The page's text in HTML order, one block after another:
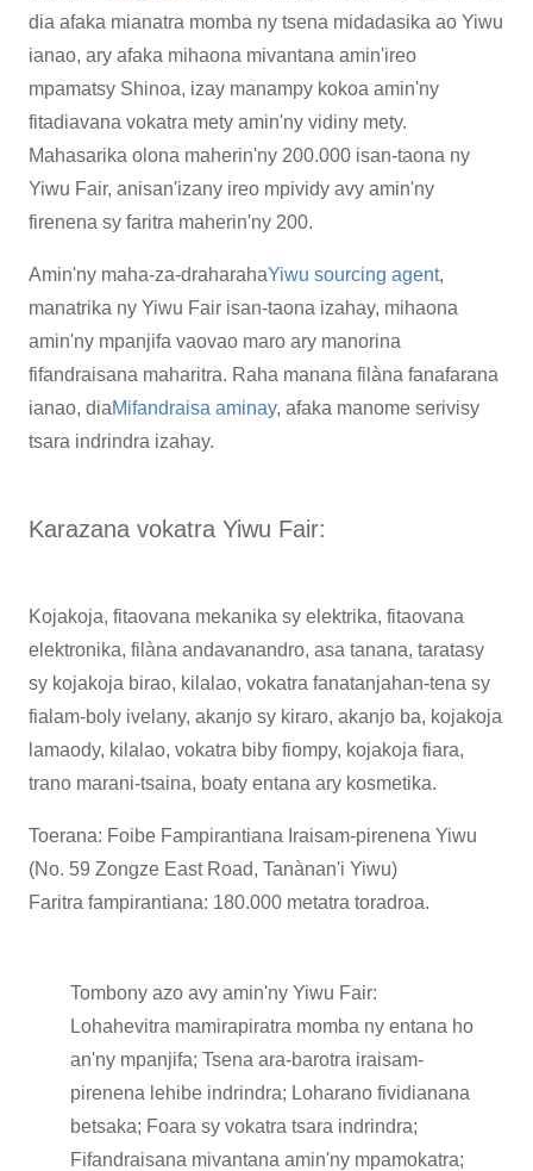
dia afaka mianatra momba ny tsena midadasika ao Yiwu
ianao, ary afaka mihaona mivantana amin'ireo
mpamatsy Shinoa, izay manampy kokoa amin'ny
fitadiavana vokatra mety amin'ny vidiny mety.
Mahasarika olona maherin'ny 200.000 isan-taona ny
Yiwu Fair, anisan'izany ireo mpividy avy amin'ny
firenena sy faritra maherin'ny 200.
Amin'ny maha-za-draharahaYiwu sourcing agent,
manatrika ny Yiwu Fair isan-taona izahay, mihaona
amin'ny mpanjifa vaovao maro ary manorina
fifandraisana maharitra. Raha manana filàna fanafarana
ianao, diaMifandraisa aminay, afaka manome serivisy
tsara indrindra izahay.
Karazana vokatra Yiwu Fair:
Kojakoja, fitaovana mekanika sy elektrika, fitaovana
elektronika, filàna andavanandro, asa tanana, taratasy
sy kojakoja birao, kilalao, vokatra fanatanjahan-tena sy
fialam-boly ivelany, akanjo sy kiraro, akanjo ba, kojakoja
lamaody, kilalao, vokatra biby fiompy, kojakoja fiara,
trano marani-tsaina, boaty entana ary kosmetika.
Toerana: Foibe Fampirantiana Iraisam-pirenena Yiwu
(No. 59 Zongze East Road, Tanànan'i Yiwu)
Faritra fampirantiana: 180.000 metatra toradroa.
Tombony azo avy amin'ny Yiwu Fair:
Lohahevitra mamirapiratra momba ny entana ho
an'ny mpanjifa; Tsena ara-barotra iraisam-
pirenena lehibe indrindra; Loharano fividianana
betsaka; Foara sy vokatra tsara indrindra;
Fifandraisana mivantana amin'ny mpamokatra;